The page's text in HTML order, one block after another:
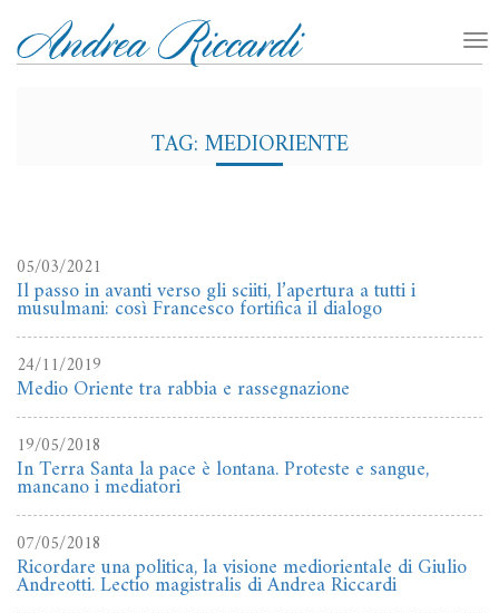
TAG: MEDIORIENTE
05/03/2021
Il passo in avanti verso gli sciiti, l’apertura a tutti i
musulmani: così Francesco fortifica il dialogo
24/11/2019
Medio Oriente tra rabbia e rassegnazione
19/05/2018
In Terra Santa la pace è lontana. Proteste e sangue,
mancano i mediatori
07/05/2018
Ricordare una politica, la visione mediorientale di Giulio
Andreotti. Lectio magistralis di Andrea Riccardi